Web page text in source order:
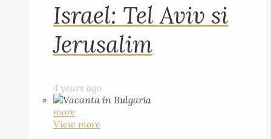
Israel: Tel Aviv si
Jerusalim
4 years ago
more
View more